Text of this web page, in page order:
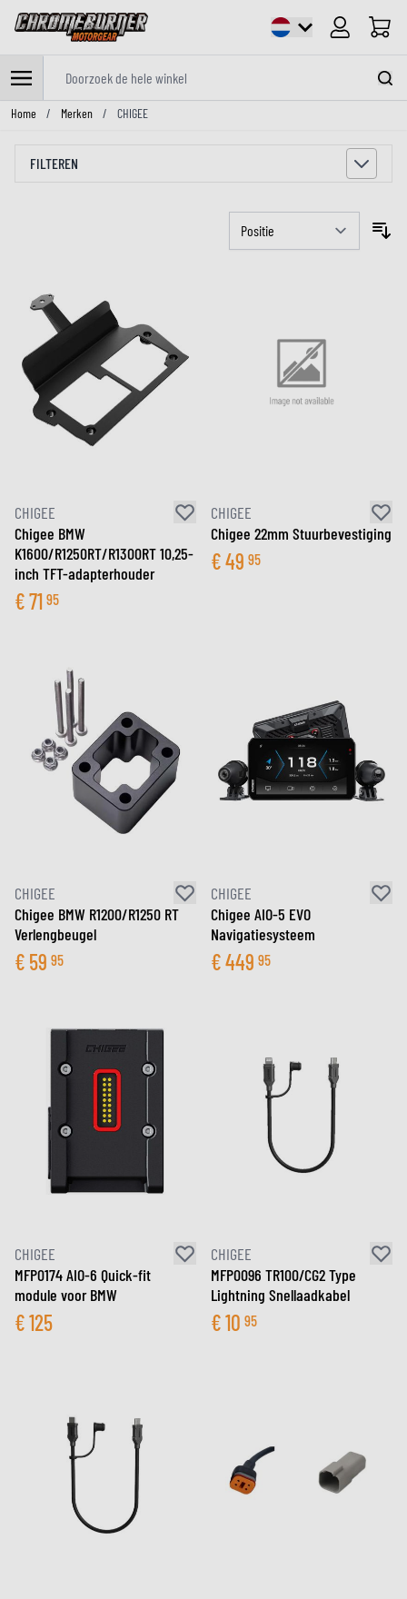
Cart
Ga naar de inhoud
Home / Merken / CHIGEE
FILTEREN
CHIGEE
Chigee BMW
K1600/R1250RT/R1300RT 10,25-
inch TFT-adapterhouder
€71 95
CHIGEE
Chigee 22mm Stuurbevestiging
€49 95
CHIGEE
Chigee BMW R1200/R1250 RT
Verlengbeugel
€ 59 95
CHIGEE
Chigee AIO-5 EVO
Navigatiesysteem
€449 95
CHIGEE
MFP0174 AIO-6 Quick-fit
module voor BMW
€125
CHIGEE
MFP0096 TR100/CG2 Type
Lightning Snellaadkabel
€10 95